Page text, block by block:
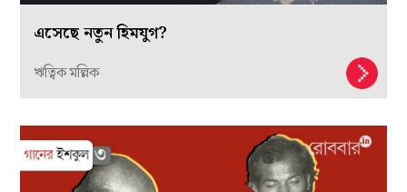
এসেছে নতুন হিমযুগ?
ঋত্বিক মল্লিক